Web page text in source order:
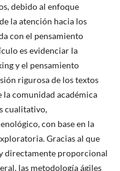
debido al enfoque
la atención hacia los
con el pensamiento
es evidenciar la
y el pensamiento
rigurosa de los textos
comunidad académica
cualitativo,
con base en la
Gracias al que
directamente proporcional
las metodología ágiles